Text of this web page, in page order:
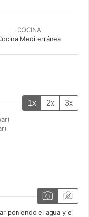
COCINA
Mediterránea
1x 2x 3x
poniendo el agua y el